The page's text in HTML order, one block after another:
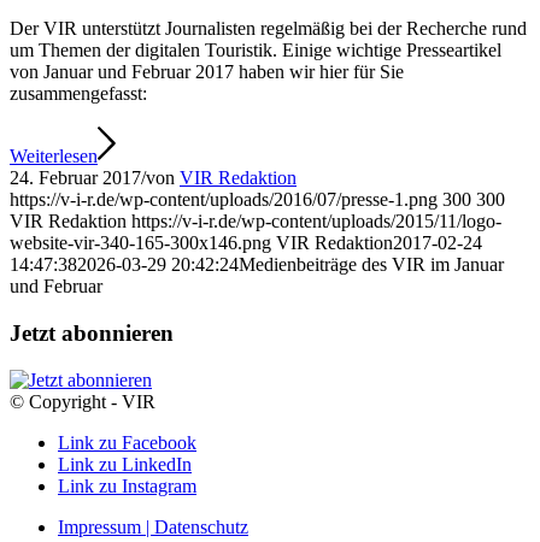
Der VIR unterstützt Journalisten regelmäßig bei der Recherche rund
um Themen der digitalen Touristik. Einige wichtige Presseartikel
von Januar und Februar 2017 haben wir hier für Sie
zusammengefasst:
Weiterlesen
24. Februar 2017/von VIR Redaktion
https://v-i-r.de/wp-content/uploads/2016/07/presse-1.png 300 300
VIR Redaktion https://v-i-r.de/wp-content/uploads/2015/11/logo-
website-vir-340-165-300x146.png VIR Redaktion2017-02-24
14:47:382026-03-29 20:42:24Medienbeiträge des VIR im Januar
und Februar
Jetzt abonnieren
© Copyright - VIR
Link zu Facebook
Link zu LinkedIn
Link zu Instagram
Impressum | Datenschutz